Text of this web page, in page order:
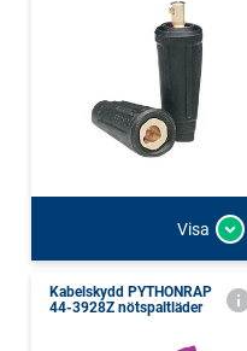
Visa
Kabelskydd PYTHONRAP
44-3928Z nötspaltläder